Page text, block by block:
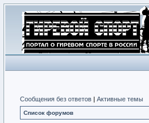
Сообщения без ответов | Активные темы
Список форумов